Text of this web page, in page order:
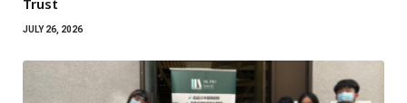
Trust
JULY 26, 2026